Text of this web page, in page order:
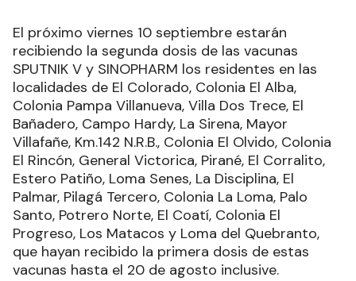
El próximo viernes 10 septiembre estarán
recibiendo la segunda dosis de las vacunas
SPUTNIK V y SINOPHARM los residentes en las
localidades de El Colorado, Colonia El Alba,
Colonia Pampa Villanueva, Villa Dos Trece, El
Bañadero, Campo Hardy, La Sirena, Mayor
Villafañe, Km.142 N.R.B., Colonia El Olvido, Colonia
El Rincón, General Victorica, Pirané, El Corralito,
Estero Patiño, Loma Senes, La Disciplina, El
Palmar, Pilagá Tercero, Colonia La Loma, Palo
Santo, Potrero Norte, El Coatí, Colonia El
Progreso, Los Matacos y Loma del Quebranto,
que hayan recibido la primera dosis de estas
vacunas hasta el 20 de agosto inclusive.